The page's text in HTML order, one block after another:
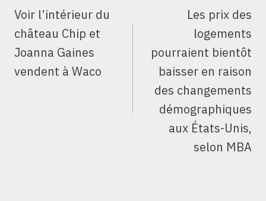
L’ARTICLE
Voir l’intérieur du
château Chip et
Joanna Gaines
vendent à Waco
Les prix des
logements
pourraient bientôt
baisser en raison
des changements
démographiques
aux États-Unis,
selon MBA